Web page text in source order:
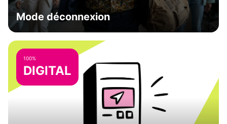
Mode déconnexion
100%
DIGITAL